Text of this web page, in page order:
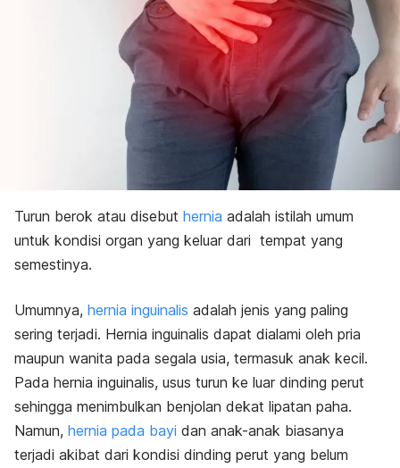
Turun berok atau disebut hernia adalah istilah umum
untuk kondisi organ yang keluar dari tempat yang
semestinya.
Umumnya, hernia inguinalis adalah jenis yang paling
sering terjadi. Hernia inguinalis dapat dialami oleh pria
maupun wanita pada segala usia, termasuk anak kecil.
Pada hernia inguinalis, usus turun ke luar dinding perut
sehingga menimbulkan benjolan dekat lipatan paha.
Namun, hernia pada bayi dan anak-anak biasanya
terjadi akibat dari kondisi dinding perut yang belum